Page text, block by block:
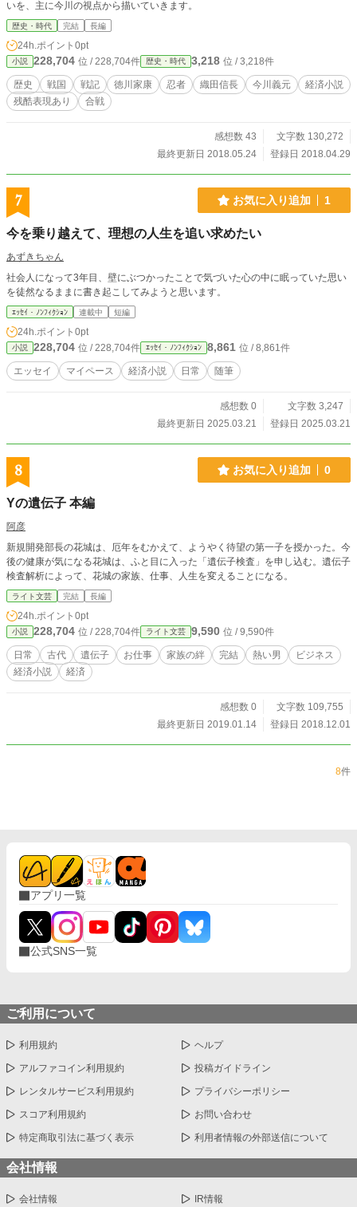
いを、主に今川の視点から描いていきます。
歴史・時代 完結 長編
24h.ポイント 0pt
小説 228,704 位 / 228,704件 歴史・時代 3,218 位 / 3,218件
歴史 戦国 戦記 徳川家康 忍者 織田信長 今川義元
経済小説
残酷表現あり
合戦
感想数 43
文字数 130,272
最終更新日 2018.05.24
登録日 2018.04.29
7 お気に入り追加 1
今を乗り越えて、理想の人生を追い求めたい
あずきちゃん
社会人になって3年目、壁にぶつかったことで気づいた心の中に眠っていた思い
を徒然なるままに書き起こしてみようと思います。
ｴｯｾｲ・ﾉﾝﾌｨｸｼｮﾝ 連載中 短編
24h.ポイント 0pt
小説 228,704 位 / 228,704件 ｴｯｾｲ・ﾉﾝﾌｨｸｼｮﾝ 8,861 位 / 8,861件
エッセイ マイペース 経済小説 日常 随筆
感想数 0
文字数 3,247
最終更新日 2025.03.21
登録日 2025.03.21
8 お気に入り追加 0
Yの遺伝子 本編
阿彦
新規開発部長の花城は、厄年をむかえて、ようやく待望の第一子を授かった。今
後の健康が気になる花城は、ふと目に入った「遺伝子検査」を申し込む。遺伝子
検査解析によって、花城の家族、仕事、人生を変えることになる。
ライト文芸 完結 長編
24h.ポイント 0pt
小説 228,704 位 / 228,704件 ライト文芸 9,590 位 / 9,590件
日常 古代 遺伝子 お仕事 家族の絆 完結 熱い男
ビジネス
経済小説
経済
感想数 0
文字数 109,755
最終更新日 2019.01.14
登録日 2018.12.01
8件
アプリ一覧
公式SNS一覧
ご利用について
利用規約 ヘルプ
アルファコイン利用規約 投稿ガイドライン
レンタルサービス利用規約 プライバシーポリシー
スコア利用規約 お問い合わせ
特定商取引法に基づく表示 利用者情報の外部送信について
会社情報
会社情報 IR情報